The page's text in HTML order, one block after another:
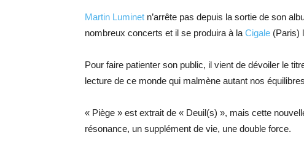
Martin Luminet n’arrête pas depuis la sortie de son
nombreux concerts et il se produira à la Cigale (Paris)
Pour faire patienter son public, il vient de dévoiler le
lecture de ce monde qui malmène autant nos
« Piège » est extrait de « Deuil(s) », mais cette
résonance, un supplément de vie, une double force.